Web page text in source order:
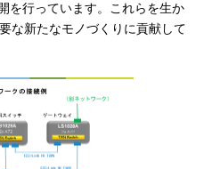
を行っています。これらを生か
な新たなモノづくりに貢献して